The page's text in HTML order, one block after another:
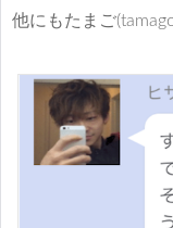
他にもたまご